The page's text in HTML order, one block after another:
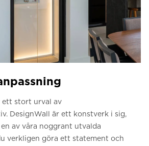
ett stort urval av
DesignWall är ett konstverk i sig,
av våra noggrant utvalda
verkligen göra ett statement och